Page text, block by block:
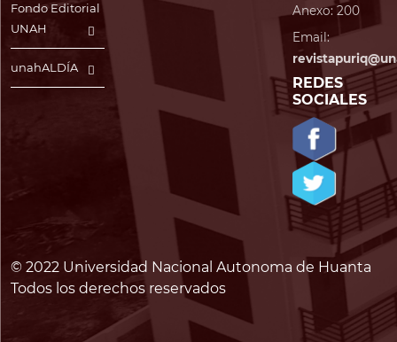
Fondo Editorial
UNAH
unahALDÍA
Anexo: 200
Email:
REDES
SOCIALES
© 2022 Universidad Nacional Autonoma de Huanta
Todos los derechos reservados